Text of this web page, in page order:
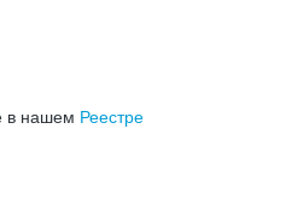
в нашем Реестре